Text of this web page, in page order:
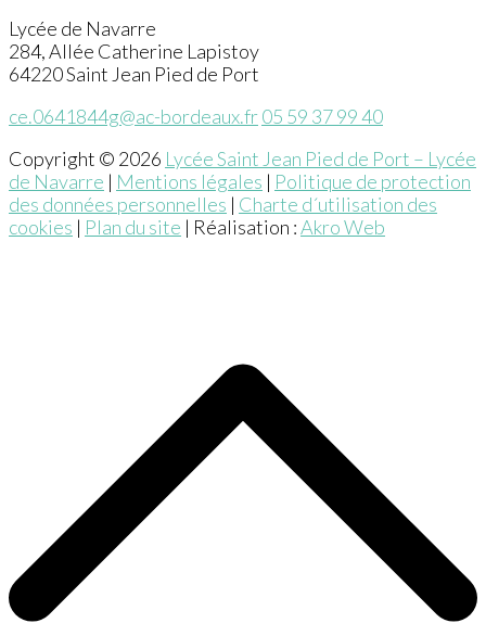
Lycée de Navarre
284, Allée Catherine Lapistoy
64220 Saint Jean Pied de Port
ce.0641844g@ac-bordeaux.fr05 59 37 99 40
Copyright © 2026 Lycée Saint Jean Pied de Port – Lycée
de Navarre | Mentions légales | Politique de protection
des données personnelles | Charte d´utilisation des
cookies | Plan du site | Réalisation :Akro Web